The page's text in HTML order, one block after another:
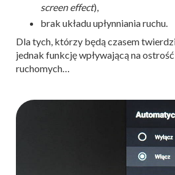
screen effect),
brak układu upłynniania ruchu.
Dla tych, którzy będą czasem
jednak funkcję wpływającą na
ruchomych…